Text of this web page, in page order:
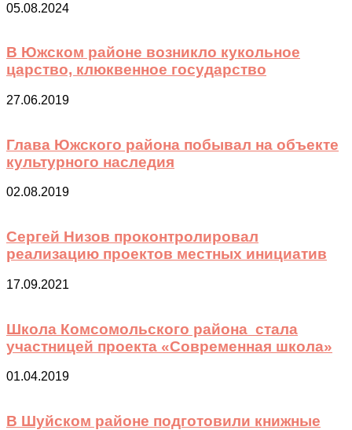
05.08.2024
В Южском районе возникло кукольное
царство, клюквенное государство
27.06.2019
Глава Южского района побывал на объекте
культурного наследия
02.08.2019
Сергей Низов проконтролировал
реализацию проектов местных инициатив
17.09.2021
Школа Комсомольского района стала
участницей проекта «Современная школа»
01.04.2019
В Шуйском районе подготовили книжные